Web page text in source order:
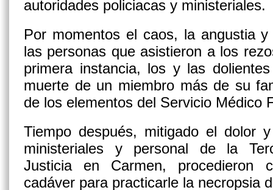
autoridades policiacas y ministeriales.
Por momentos el caos, la angustia
las personas que asistieron a los
primera instancia, los y las
muerte de un miembro más de su
de los elementos del Servicio Médico
Tiempo después, mitigado el dolor
ministeriales y personal de la
Justicia en Carmen, procedieron
cadáver para practicarle la necropsia